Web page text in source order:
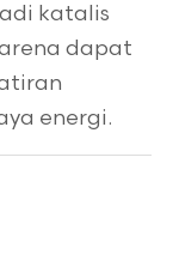
katalis
dapat
energi.